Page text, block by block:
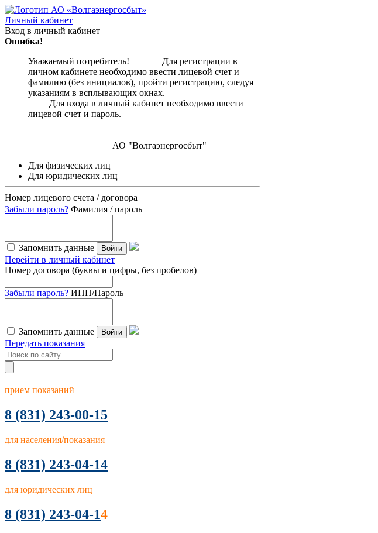
Личный кабинет
Вход в личный кабинет
Ошибка!
Уважаемый потребитель! Для регистрации в
личном кабинете необходимо ввести лицевой счет и
фамилию (без инициалов), пройти регистрацию, следуя
указаниям в всплывающих окнах.
Для входа в личный кабинет необходимо ввести
лицевой счет и пароль.
АО "Волгаэнергосбыт"
Для физических лиц
Для юридических лиц
Номер лицевого счета / договора
Забыли пароль? Фамилия / пароль
Запомнить данные Войти
Перейти в личный кабинет
Номер договора (буквы и цифры, без пробелов)
Забыли пароль? ИНН/Пароль
Запомнить данные Войти
Передать показания
прием показаний
8 (831) 243-00-15
для населения/показания
8 (831) 243-04-14
для юридических лиц
8 (831) 243-04-14